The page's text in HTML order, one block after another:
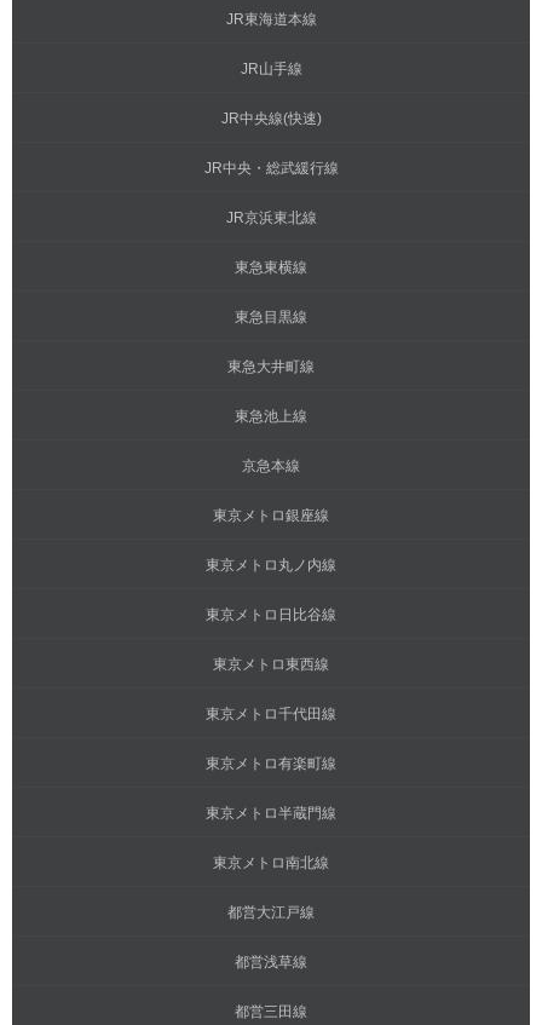
JR東海道本線
JR山手線
JR中央線(快速)
JR中央・総武緩行線
JR京浜東北線
東急東横線
東急目黒線
東急大井町線
東急池上線
京急本線
東京メトロ銀座線
東京メトロ丸ノ内線
東京メトロ日比谷線
東京メトロ東西線
東京メトロ千代田線
東京メトロ有楽町線
東京メトロ半蔵門線
東京メトロ南北線
都営大江戸線
都営浅草線
都営三田線